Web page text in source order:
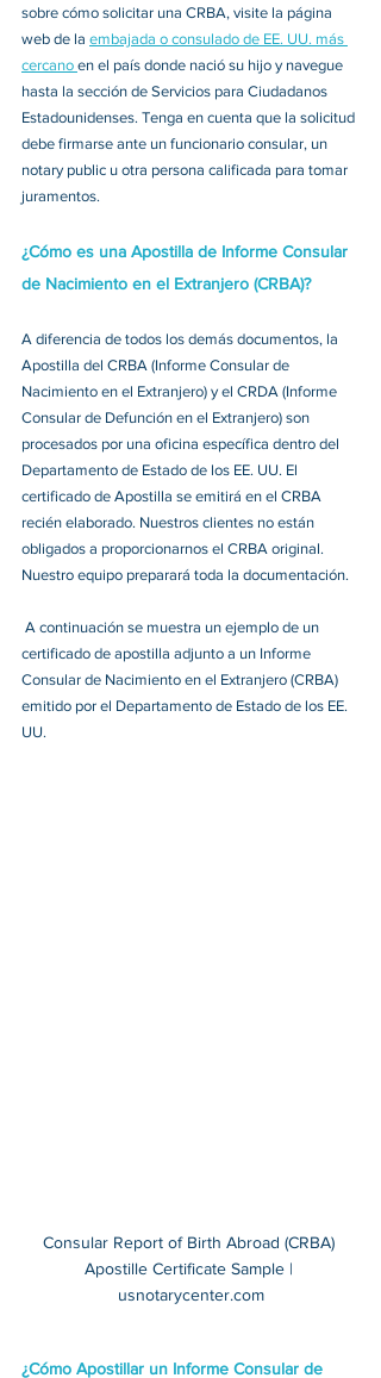
sobre cómo solicitar una CRBA, visite la página
web de la embajada o consulado de EE. UU. más
cercano en el país donde nació su hijo y navegue
hasta la sección de Servicios para Ciudadanos
Estadounidenses. Tenga en cuenta que la solicitud
debe firmarse ante un funcionario consular, un
notary public u otra persona calificada para tomar
juramentos.
¿Cómo es una Apostilla de Informe Consular
de Nacimiento en el Extranjero (CRBA)?
A diferencia de todos los demás documentos, la
Apostilla del CRBA (Informe Consular de
Nacimiento en el Extranjero) y el CRDA (Informe
Consular de Defunción en el Extranjero) son
procesados por una oficina específica dentro del
Departamento de Estado de los EE. UU. El
certificado de Apostilla se emitirá en el CRBA
recién elaborado. Nuestros clientes no están
obligados a proporcionarnos el CRBA original.
Nuestro equipo preparará toda la documentación.
A continuación se muestra un ejemplo de un
certificado de apostilla adjunto a un Informe
Consular de Nacimiento en el Extranjero (CRBA)
emitido por el Departamento de Estado de los EE.
UU.
Consular Report of Birth Abroad (CRBA)
Apostille Certificate Sample |
usnotarycenter.com
¿Cómo Apostillar un Informe Consular de